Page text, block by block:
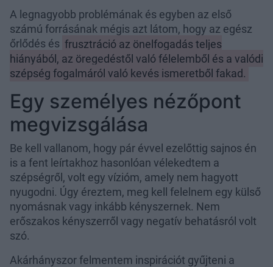
A legnagyobb problémának és egyben az első
számú forrásának mégis azt látom, hogy az egész
őrlődés és frusztráció az önelfogadás teljes
hiányából, az öregedéstől való félelemből és a valódi
szépség fogalmáról való kevés ismeretből fakad.
Egy személyes nézőpont
megvizsgálása
Be kell vallanom, hogy pár évvel ezelőttig sajnos én
is a fent leírtakhoz hasonlóan vélekedtem a
szépségről, volt egy vízióm, amely nem hagyott
nyugodni. Úgy éreztem, meg kell felelnem egy külső
nyomásnak vagy inkább kényszernek. Nem
erőszakos kényszerről vagy negatív behatásról volt
szó.
Akárhányszor felmentem inspirációt gyűjteni a